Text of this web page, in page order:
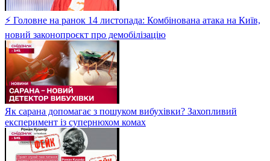
⚡ Головне на ранок 14 листопада: Комбінована атака на Київ,
новий законопроєкт про демобілізацію
Як сарана допомагає з пошуком вибухівки? Захопливий
експеримент із супернюхом комах